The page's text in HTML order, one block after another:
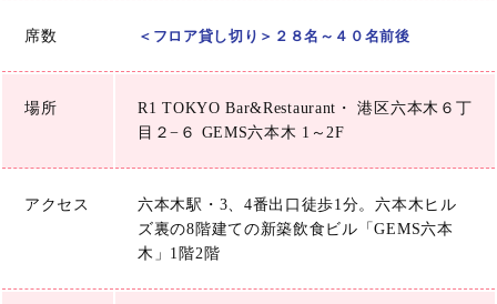
席数 ＜フロア貸し切り＞２８名～４０名前後
場所
R1 TOKYO Bar&Restaurant・ 港区六本木６丁
目２−６ GEMS六本木 1～2F
アクセス
六本木駅・3、4番出口徒歩1分。六本木ヒル
ズ裏の8階建ての新築飲食ビル「GEMS六本
木」1階2階